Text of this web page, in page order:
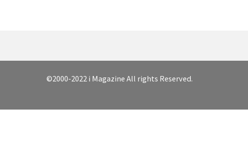
©2000-2022 i Magazine All rights Reserved.